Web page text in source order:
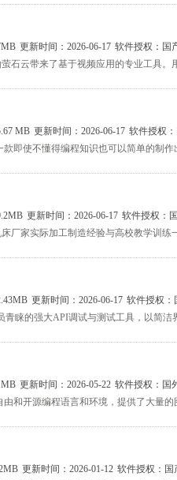
更新时间：2026-06-17 软件授权： 国
MB 更新时间：2026-06-17 软件授权：
更新时间：2026-06-17 软件授权：
更新时间：2026-06-17 软件授权：
更新时间：2026-05-22 软件授权： 国
更新时间：2026-01-12 软件授权： 国